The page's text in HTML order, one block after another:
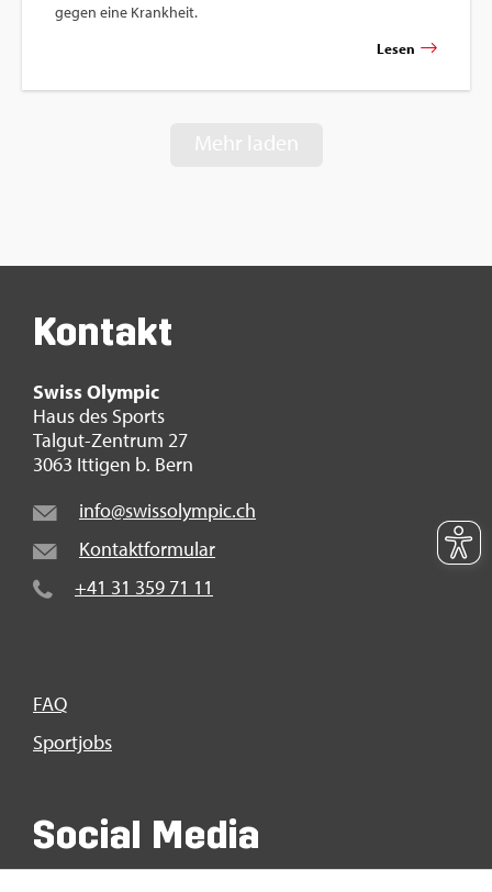
gegen eine Krank­heit.
Lesen
Mehr laden
Kon­takt
Swiss Olym­pic
Haus des Sports
Tal­gut-Zen­trum 27
3063 It­ti­gen b. Bern
info@​swi​ssol​ympi​c.​ch
Kon­takt­for­mu­lar
+41 31 359 71 11
FAQ
Sport­jobs
So­ci­al Media